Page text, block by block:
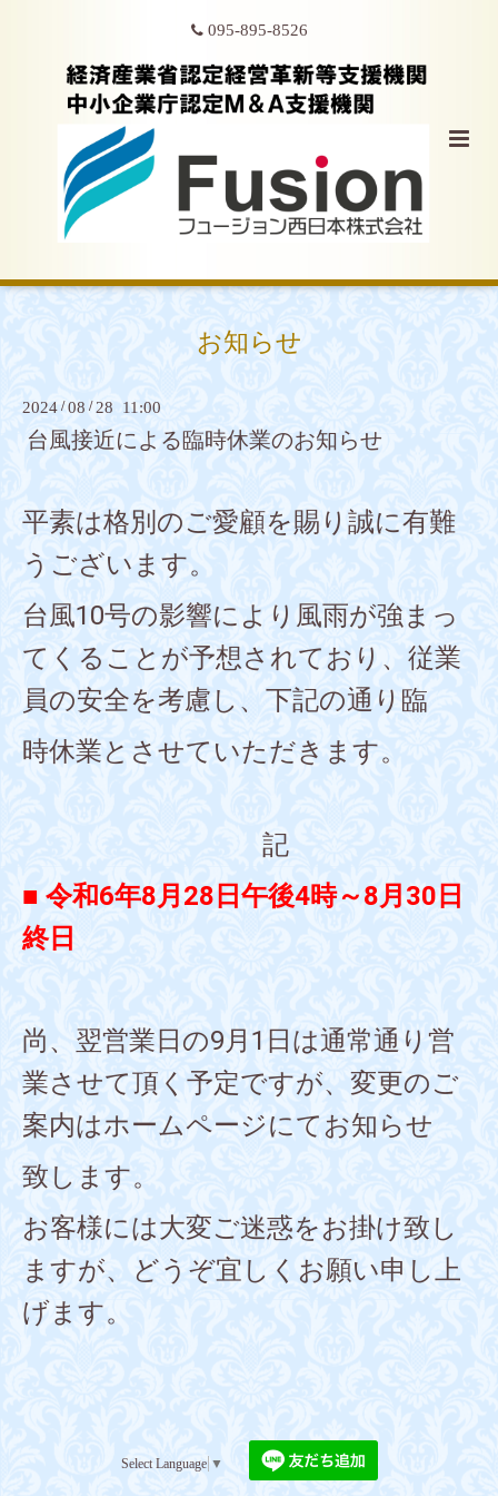
095-895-8526
お知らせ
2024 /08 / 28 11:00
台風接近による臨時休業のお知らせ
平素は格別のご愛顧を賜り誠に有難
うございます。
台風10号の影響により風雨が強まっ
てくることが予想されており、従業
員の安全を考慮し、下記の通り臨
時休業とさせていただきます。
記
■ 令和6年8月28日午後4時～8月30日
終日
尚、翌営業日の9月1日は通常通り営
業させて頂く予定ですが、変更のご
案内はホームページにてお知らせ
致します。
お客様には大変ご迷惑をお掛け致し
ますが、どうぞ宜しくお願い申し上
げます。
Select Language ▼